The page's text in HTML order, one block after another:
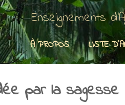
Enseignements
À PROPOS LISTE
par la sagesse